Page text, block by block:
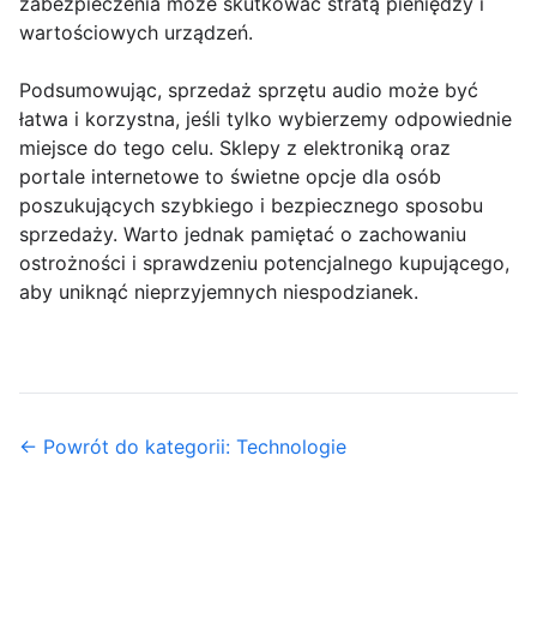
wartościowych urządzeń.
Podsumowując, sprzedaż sprzętu audio może być
łatwa i korzystna, jeśli tylko wybierzemy odpowiednie
miejsce do tego celu. Sklepy z elektroniką oraz
portale internetowe to świetne opcje dla osób
poszukujących szybkiego i bezpiecznego sposobu
sprzedaży. Warto jednak pamiętać o zachowaniu
ostrożności i sprawdzeniu potencjalnego kupującego,
aby uniknąć nieprzyjemnych niespodzianek.
← Powrót do kategorii: Technologie